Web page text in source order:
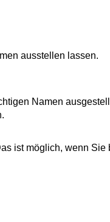
ausstellen lassen.
Namen
ist möglich, wenn Sie